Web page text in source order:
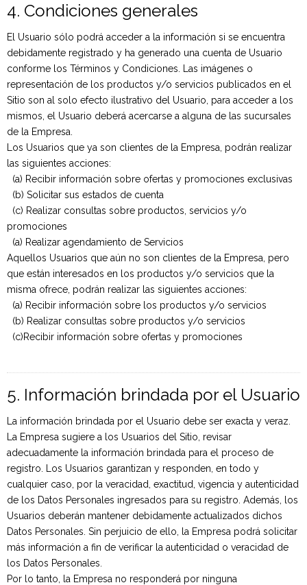
4. Condiciones generales
El Usuario sólo podrá acceder a la información si se encuentra
debidamente registrado y ha generado una cuenta de Usuario
conforme los Términos y Condiciones. Las imágenes o
representación de los productos y/o servicios publicados en el
Sitio son al solo efecto ilustrativo del Usuario, para acceder a los
mismos, el Usuario deberá acercarse a alguna de las sucursales
de la Empresa.
Los Usuarios que ya son clientes de la Empresa, podrán realizar
las siguientes acciones:
(a) Recibir información sobre ofertas y promociones exclusivas
(b) Solicitar sus estados de cuenta
(c) Realizar consultas sobre productos, servicios y/o
promociones
(a) Realizar agendamiento de Servicios
Aquellos Usuarios que aún no son clientes de la Empresa, pero
que están interesados en los productos y/o servicios que la
misma ofrece, podrán realizar las siguientes acciones:
(a) Recibir información sobre los productos y/o servicios
(b) Realizar consultas sobre productos y/o servicios
(c)Recibir información sobre ofertas y promociones
5. Información brindada por el Usuario
La información brindada por el Usuario debe ser exacta y veraz.
La Empresa sugiere a los Usuarios del Sitio, revisar
adecuadamente la información brindada para el proceso de
registro. Los Usuarios garantizan y responden, en todo y
cualquier caso, por la veracidad, exactitud, vigencia y autenticidad
de los Datos Personales ingresados para su registro. Además, los
Usuarios deberán mantener debidamente actualizados dichos
Datos Personales. Sin perjuicio de ello, la Empresa podrá solicitar
más información a fin de verificar la autenticidad o veracidad de
los Datos Personales.
Por lo tanto, la Empresa no responderá por ninguna